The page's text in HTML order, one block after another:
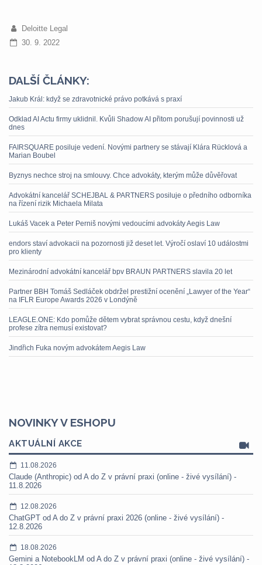
Deloitte Legal
30. 9. 2022
DALŠÍ ČLÁNKY:
Jakub Král: když se zdravotnické právo potkává s praxí
Odklad AI Actu firmy uklidnil. Kvůli Shadow AI přitom porušují povinnosti už
dnes
FAIRSQUARE posiluje vedení. Novými partnery se stávají Klára Rücklová a
Marian Boubel
Byznys nechce stroj na smlouvy. Chce advokáty, kterým může důvěřovat
Advokátní kancelář SCHEJBAL & PARTNERS posiluje o předního odborníka
na řízení rizik Michaela Milata
Lukáš Vacek a Peter Perniš novými vedoucími advokáty Aegis Law
endors staví advokacii na pozornosti již deset let. Výročí oslaví 10 událostmi
pro klienty
Mezinárodní advokátní kancelář bpv BRAUN PARTNERS slavila 20 let
Partner BBH Tomáš Sedláček obdržel prestižní ocenění „Lawyer of the Year“
na IFLR Europe Awards 2026 v Londýně
LEAGLE.ONE: Kdo pomůže dětem vybrat správnou cestu, když dnešní
profese zítra nemusí existovat?
Jindřich Fuka novým advokátem Aegis Law
NOVINKY V ESHOPU
AKTUÁLNÍ AKCE
11.08.2026
Claude (Anthropic) od A do Z v právní praxi (online - živé vysílání) -
11.8.2026
12.08.2026
ChatGPT od A do Z v právní praxi 2026 (online - živé vysílání) -
12.8.2026
18.08.2026
Gemini a NotebookLM od A do Z v právní praxi (online - živé vysílání) -